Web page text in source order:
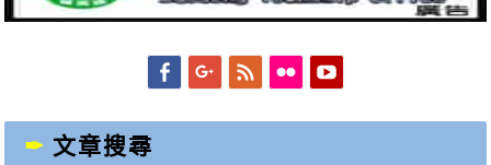
FacebookGoogleplus
Feed Flickr
文章搜尋